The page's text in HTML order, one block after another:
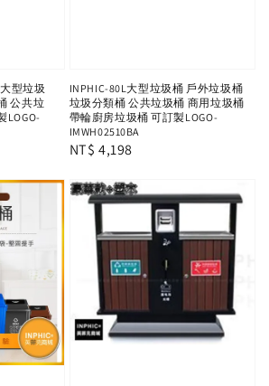
型垃圾
公共垃
LOGO-
INPHIC-80L大型垃圾桶 戶外垃圾桶
垃圾分類桶 公共垃圾桶 商用垃圾桶
帶輪廚房垃圾桶 可訂製LOGO-
IMWH02510BA
Regular
NT$ 4,198